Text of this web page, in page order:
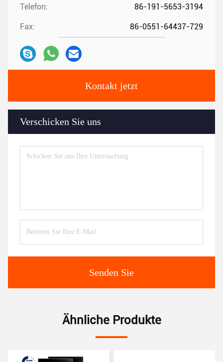
Telefon: 86-191-5653-3194
Fax: 86-0551-64437-729
Kontakt jetzt
Verschicken Sie uns
Senden Sie
Ähnliche Produkte